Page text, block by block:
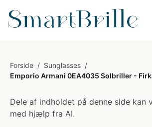
Forside / Sunglasses /
Emporio Armani 0EA4035 Solbriller -
Dele af indholdet på denne side kan
med hjælp fra AI.